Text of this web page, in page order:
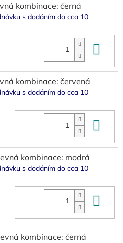
kombinace: černá
s dodáním do cca 10
kombinace: červená
s dodáním do cca 10
kombinace: modrá
s dodáním do cca 10
kombinace: černá